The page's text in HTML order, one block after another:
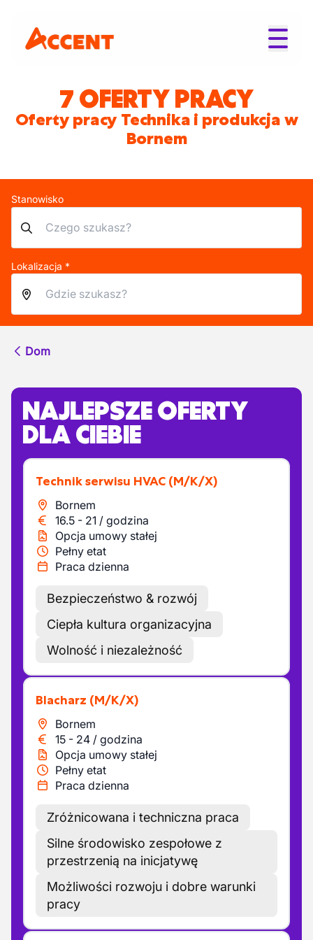
7 OFERTY PRACY
Oferty pracy Technika i produkcja w
Bornem
Stanowisko
Lokalizacja *
Dom
NAJLEPSZE OFERTY
DLA CIEBIE
Technik serwisu HVAC (M/K/X)
Bornem
16.5 - 21 / godzina
Opcja umowy stałej
Pełny etat
Praca dzienna
Bezpieczeństwo & rozwój
Ciepła kultura organizacyjna
Wolność i niezależność
Blacharz (M/K/X)
Bornem
15 - 24 / godzina
Opcja umowy stałej
Pełny etat
Praca dzienna
Zróżnicowana i techniczna praca
Silne środowisko zespołowe z
przestrzenią na inicjatywę
Możliwości rozwoju i dobre warunki
pracy